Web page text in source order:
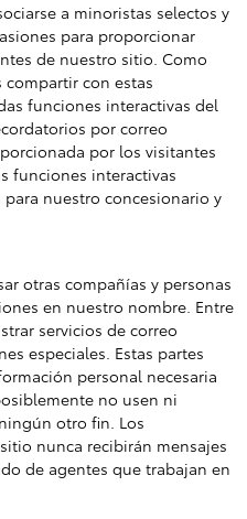
a minoristas selectos y
para proporcionar
de nuestro sitio. Como
con estas
funciones interactivas del
por correo
por los visitantes
funciones interactivas
nuestro concesionario y
otras compañías y personas
en nuestro nombre. Entre
servicios de correo
especiales. Estas partes
personal necesaria
no usen ni
otro fin. Los
nunca recibirán mensajes
de agentes que trabajan en